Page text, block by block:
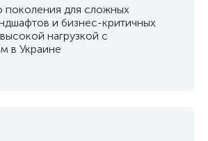
поколения для сложных
и бизнес-критичных
нагрузкой с
в Украине